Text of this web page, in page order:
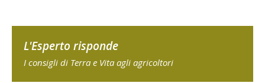
L'Esperto risponde
I consigli di Terra e Vita agli agricoltori